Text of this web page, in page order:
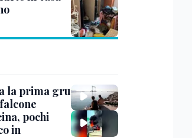
la prima gru
pochi
in